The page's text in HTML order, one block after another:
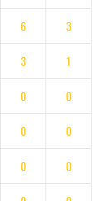
6 3
3 1
0 0
0 0
0 0